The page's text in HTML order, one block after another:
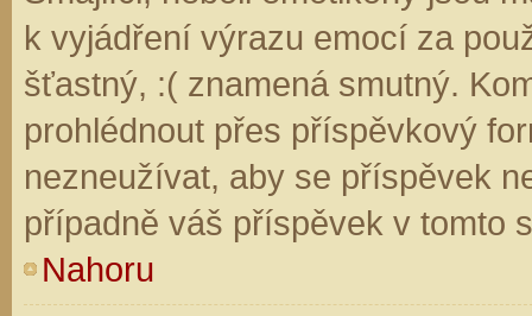
k vyjádření výrazu emocí za
šťastný, :( znamená smutný.
prohlédnout přes příspěvkový
nezneužívat, aby se příspěvek
případně váš příspěvek v tomto
Nahoru